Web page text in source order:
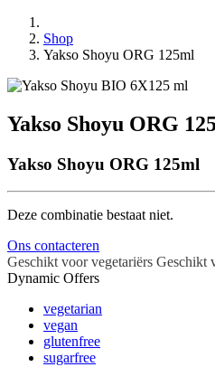
Shop
Yakso Shoyu ORG 125ml
Yakso Shoyu ORG
Yakso Shoyu ORG 125ml
Deze combinatie bestaat niet.
Ons contacteren
Geschikt voor vegetariërs Geschikt
Dynamic Offers
vegetarian
vegan
glutenfree
sugarfree